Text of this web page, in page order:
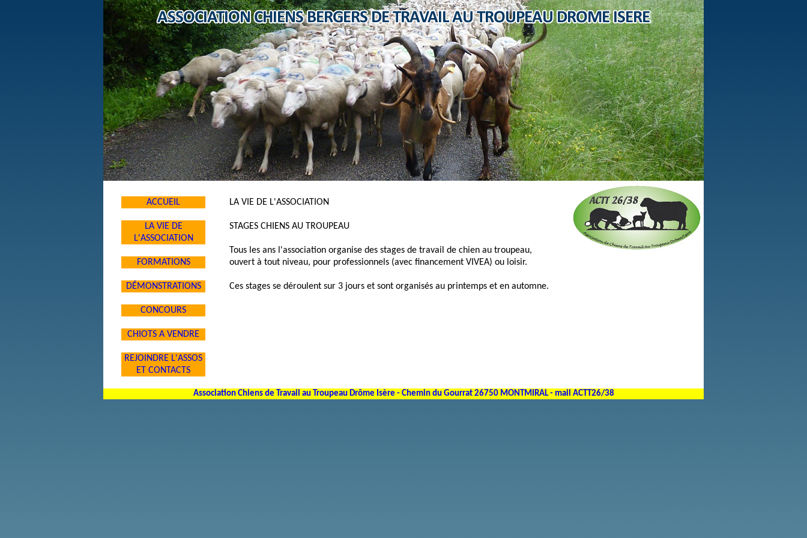
ACCUEIL
LA VIE DE
L'ASSOCIATION
FORMATIONS
DÉMONSTRATIONS
CONCOURS
CHIOTS A VENDRE
REJOINDRE L'ASSOS
ET CONTACTS
LA VIE DE L'ASSOCIATION
STAGES CHIENS AU TROUPEAU
Tous les ans l'association organise des stages de travail de chien au troupeau,
ouvert à tout niveau, pour professionnels (avec financement VIVEA) ou loisir.
Ces stages se déroulent sur 3 jours et sont organisés au printemps et en automne.
Association Chiens de Travail au Troupeau Drôme Isère - Chemin du Gourrat 26750 MONTMIRAL - mail ACTT26/38